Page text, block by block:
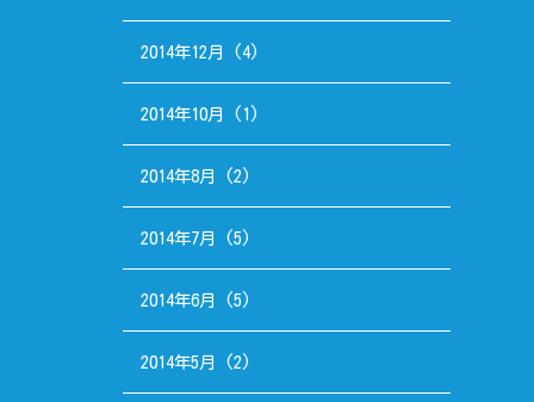
2014年12月 (4)
2014年10月 (1)
2014年8月 (2)
2014年7月 (5)
2014年6月 (5)
2014年5月 (2)